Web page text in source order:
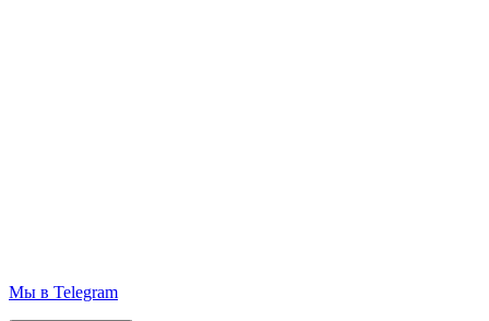
Мы в Telegram